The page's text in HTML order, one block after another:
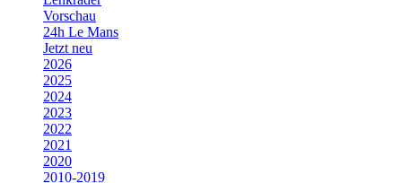
Vorschau
24h Le Mans
Jetzt neu
2026
2025
2024
2023
2022
2021
2020
2010-2019